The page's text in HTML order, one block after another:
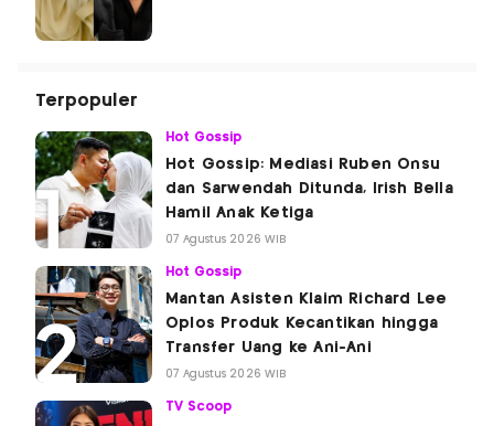
Terpopuler
Hot Gossip
Hot Gossip: Mediasi Ruben Onsu
dan Sarwendah Ditunda, Irish Bella
Hamil Anak Ketiga
07 Agustus 2026 WIB
Hot Gossip
Mantan Asisten Klaim Richard Lee
Oplos Produk Kecantikan hingga
Transfer Uang ke Ani-Ani
07 Agustus 2026 WIB
TV Scoop